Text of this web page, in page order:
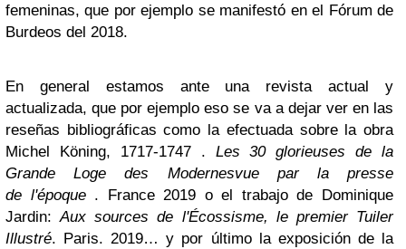
femeninas, que por ejemplo se manifestó en el Fórum de
Burdeos del 2018.
En general estamos ante una revista actual y
actualizada, que por ejemplo eso se va a dejar ver en las
reseñas bibliográficas como la efectuada sobre la obra
Michel Köning, 1717-1747 . Les 30 glorieuses de la
Grande Loge des Modernesvue par la presse
de l'époque. France 2019 o el trabajo de Dominique
Jardin:Aux sources de l'Écossisme, le premier Tuiler
Illustré. Paris. 2019… y por último la exposición de la